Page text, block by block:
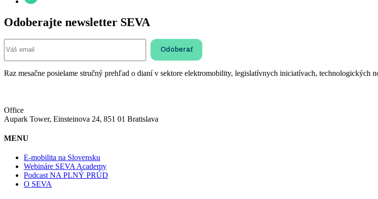
Odoberajte newsletter SEVA
Raz mesačne posielame stručný prehľad o dianí v sektore elektromobility, legislatívnych iniciatívach, technologických
Office
Aupark Tower, Einsteinova 24, 851 01 Bratislava
MENU
E-mobilita na Slovensku
Webináre SEVA Academy
Podcast NA PLNÝ PRÚD
O SEVA